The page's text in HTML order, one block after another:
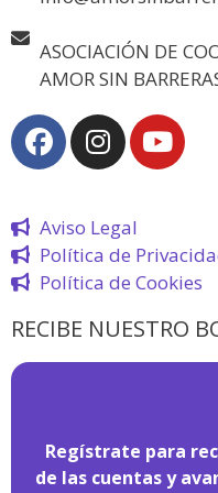
ASOCIACIÓN DE
AMOR SIN
Aviso Legal
Política de
Política de Cookies
RECIBE NUESTRO
Regístrate para
de las cuentas y